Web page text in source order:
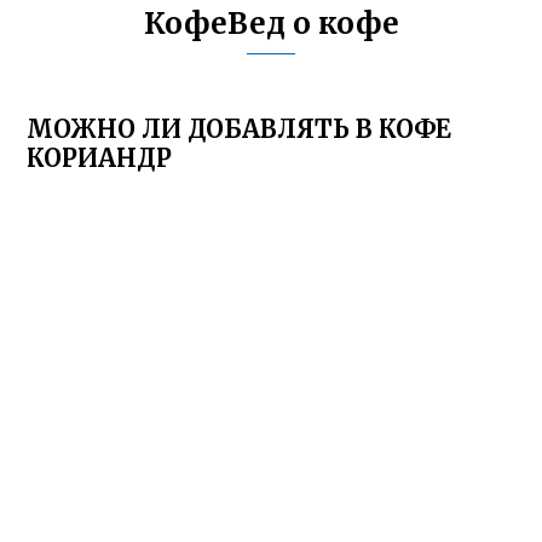
КофеВед о кофе
МОЖНО ЛИ ДОБАВЛЯТЬ В КОФЕ
КОРИАНДР